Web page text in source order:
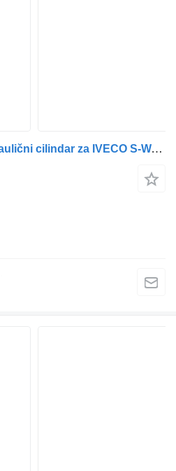
IVECO 5802187028 hidraulični cilindar za IVECO S-WAY tegljača